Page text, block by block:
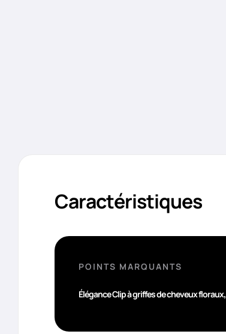
Caractéristiques
POINTS MARQUANTS
Élégance Clip à griffes de cheveux floraux,